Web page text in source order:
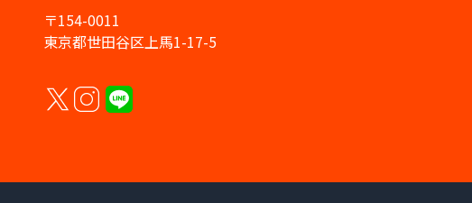
〒154-0011
東京都世田谷区上馬1-17-5